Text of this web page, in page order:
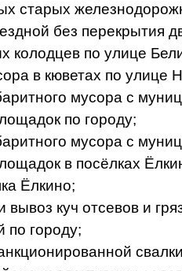
старых
без перекрытия
колодцев по улице
в кюветах по улице
мусора с
по городу;
мусора с
в посёлках
Ёлкино;
куч отсевов и
по городу;